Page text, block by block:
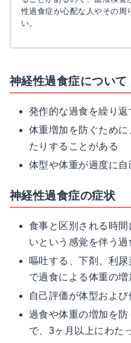
性過食症が心配な人やその周
い。
神経性過食症について
発作的な過食を繰り返
体重増加を防ぐため
たりすることがある
体型や体重が過度に
神経性過食症の症状
食事と区別される時
いという感覚を伴う過
嘔吐する、下剤、 利尿
で過食による体重の
自己評価が体型およ
過食や体重の増加を
で、3ヶ月以上にわた